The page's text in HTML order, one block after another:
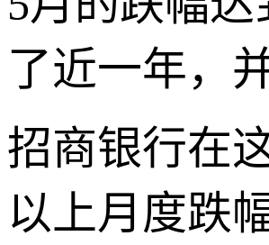
了近一年，
招商银行在
以上月度跌